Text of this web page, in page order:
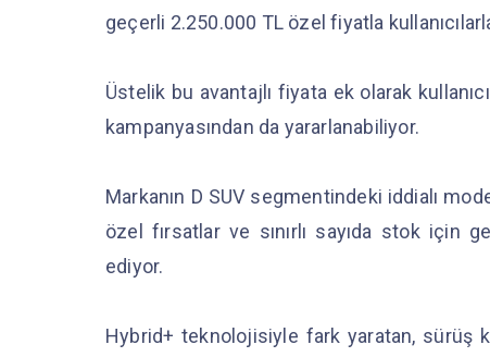
geçerli 2.250.000 TL özel fiyatla
Üstelik bu avantajlı fiyata ek olarak
kampanyasından da yararlanabiliyor.
Markanın D SUV segmentindeki iddialı
özel fırsatlar ve sınırlı sayıda stok için
ediyor.
Hybrid+ teknolojisiyle fark yaratan, sürüş